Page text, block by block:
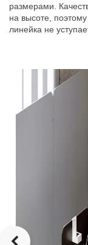
размерами.
на высоте,
линейка не